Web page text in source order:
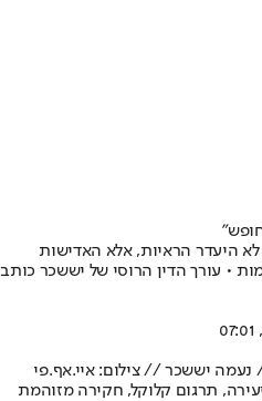
היעדר הראיות, אלא האדישות
• עורך הדין הרוסי של יששכר כותב
יששכר // צילום: איי.אף.פי
תרגום קלוקל, חקירה מזוהמת